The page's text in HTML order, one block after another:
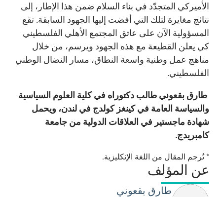
الأميركي المتجدّد في بناء السلام ضمن هذا الإطار، إلى
نتائج مغايرة لتلك التي أفضت إليها الجهود السابقة. تقع
المسؤولية الآن على عاتق المجتمع الأهلي الفلسطيني
كي يعلن القطيعة مع هذه الجهود ويرسم، من خلال
مناهج عمل وطنية واسعة النطاق، مسار النضال الوطني
الفلسطيني.
طارق بقعوني طالب دكتوراه في كلية العلوم السياسية
والسياسة العامة في كينغز كولدج في لندن، ويحمل
شهادة ماجستير في العلاقات الدولية من جامعة
كامبريدج.
* تُرجم المقال من اللغة الإنكليزية.
عن المؤلف
طارق بقعوني